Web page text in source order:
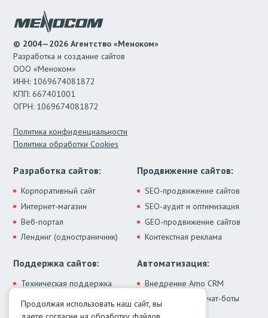
© 2004—2026 Агентство «Меноком»
Разработка и создание сайтов
ООО «Меноком»
ИНН: 1069674081872
КПП: 667401001
ОГРН: 1069674081872
Политика конфиденциальности
Политика обработки Cookies
Разработка сайтов:
Корпоративный сайт
Интернет-магазин
Веб-портал
Лендинг (одностраничник)
Продвижение сайтов:
SEO-продвижение сайтов
SEO-аудит и оптимизация
GEO-продвижение сайтов
Контекстная реклама
Поддержка сайтов:
Техническая поддержка
Модернизация сайта
Лечение от вирусов
Автоматизация:
Внедрение Amo CRM
ИИ-ассистенты и чат-боты
Интеграции
Продолжая использовать наш сайт, вы